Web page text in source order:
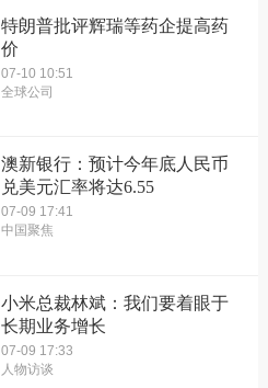
特朗普批评辉瑞等药企提高药
价
07-10 10:51
全球公司
澳新银行：预计今年底人民币
兑美元汇率将达6.55
07-09 17:41
中国聚焦
小米总裁林斌：我们要着眼于
长期业务增长
07-09 17:33
人物访谈